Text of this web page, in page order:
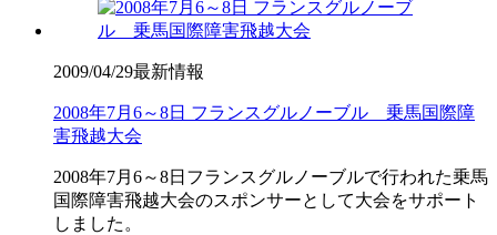
2009/04/29最新情報
2008年7月6～8日 フランスグルノーブル 乗馬国際障
害飛越大会
2008年7月6～8日フランスグルノーブルで行われた乗馬
国際障害飛越大会のスポンサーとして大会をサポート
しました。